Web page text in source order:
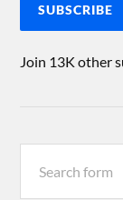
SUBSCRIBE
Join 13K other